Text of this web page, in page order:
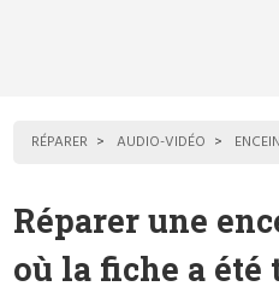
RÉPARER AUDIO-VIDÉO
Réparer une
où la fiche a été